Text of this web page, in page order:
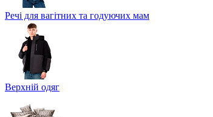
Речі для вагітних та годуючих мам
Верхній одяг